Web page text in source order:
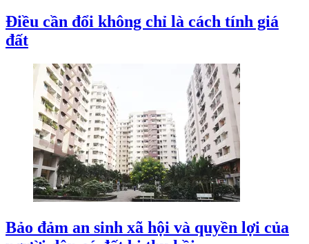
Điều cần đổi không chỉ là cách tính giá
đất
Bảo đảm an sinh xã hội và quyền lợi của